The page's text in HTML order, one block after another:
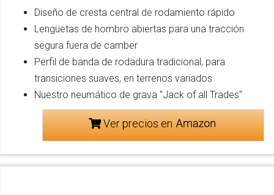
Diseño de cresta central de rodamiento rápido
Lengüetas de hombro abiertas para una tracción
segura fuera de camber
Perfil de banda de rodadura tradicional, para
transiciones suaves, en terrenos variados
Nuestro neumático de grava "Jack of all Trades"
Ver precios en